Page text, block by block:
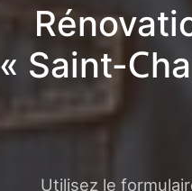
« Saint-
Utilisez le